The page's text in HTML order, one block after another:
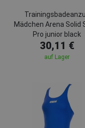
Mädchen Arena Solid
Pro junior black
30,11 €
auf Lager